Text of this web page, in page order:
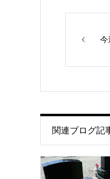
今
関連ブログ記